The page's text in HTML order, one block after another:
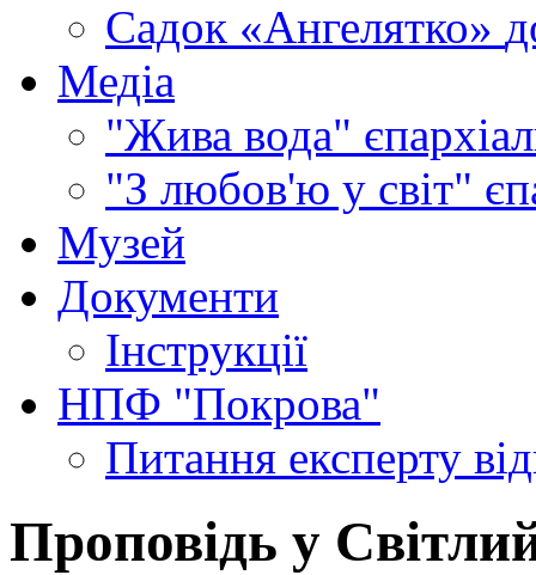
Садок «Ангелятко»
Медіа
"Жива вода"
"З любов'ю у світ"
Музей
Документи
Інструкції
НПФ "Покрова"
Питання експерту
Проповідь у